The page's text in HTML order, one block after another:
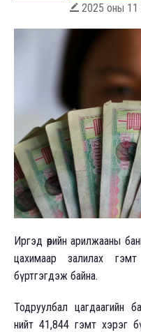
 2025 оны 11
Иргэд өөрийн арилжааны
цахимаар залилах
бүртгэгдэж байна.
Тодруулбал цагдаагийн
нийт 41,844 гэмт хэрэг